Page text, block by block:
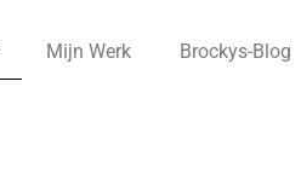
Mijn Werk Brockys-Blog